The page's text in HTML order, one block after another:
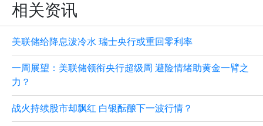
相关资讯
美联储给降息泼冷水 瑞士央行或重回零利率
一周展望：美联储领衔央行超级周 避险情绪助黄金一臂之
力？
战火持续股市却飘红 白银酝酿下一波行情？